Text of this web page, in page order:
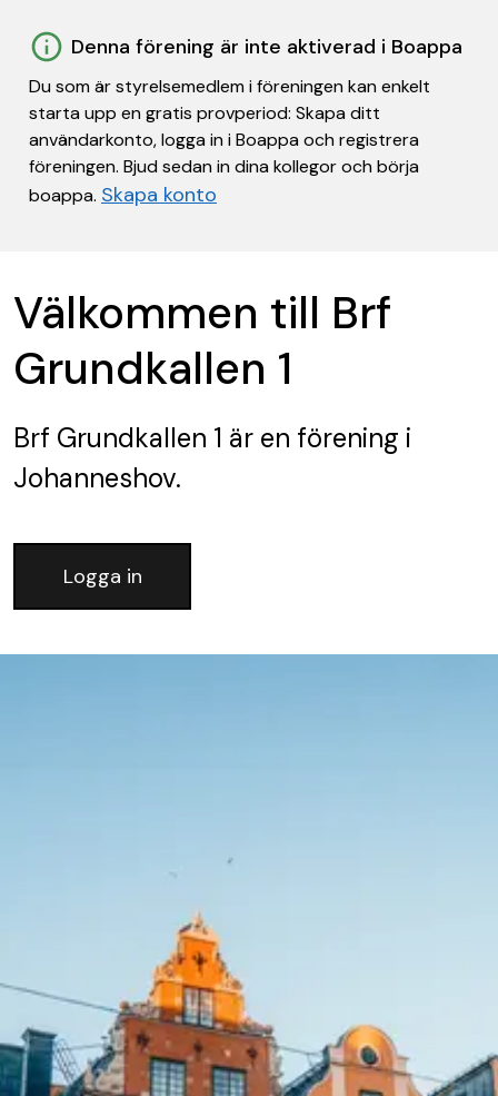
Denna förening är inte aktiverad i Boappa
Du som är styrelsemedlem i föreningen kan enkelt
starta upp en gratis provperiod: Skapa ditt
användarkonto, logga in i Boappa och registrera
föreningen. Bjud sedan in dina kollegor och börja
boappa. Skapa konto
Välkommen till Brf
Grundkallen 1
Brf Grundkallen 1 är en förening i
Johanneshov.
Logga in